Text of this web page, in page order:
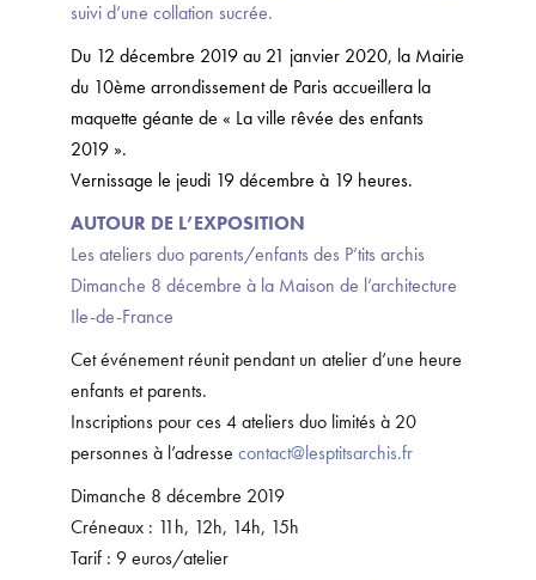
suivi d’une collation sucrée.
Du 12 décembre 2019 au 21 janvier 2020, la Mairie
du 10ème arrondissement de Paris accueillera la
maquette géante de « La ville rêvée des enfants
2019 ».
Vernissage le jeudi 19 décembre à 19 heures.
AUTOUR DE L’EXPOSITION
Les ateliers duo parents/enfants des P’tits archis
Dimanche 8 décembre à la Maison de l’architecture
Ile-de-France
Cet événement réunit pendant un atelier d’une heure
enfants et parents.
Inscriptions pour ces 4 ateliers duo limités à 20
personnes à l’adressecontact@lesptitsarchis.fr
Dimanche 8 décembre 2019
Créneaux : 11h, 12h, 14h, 15h
Tarif : 9 euros/atelier